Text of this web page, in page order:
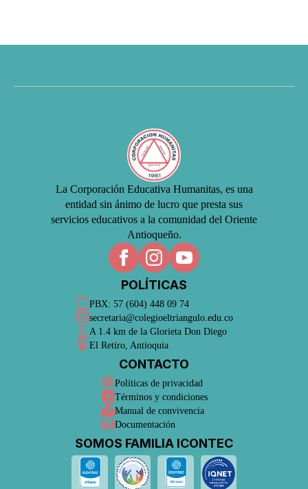
La Corporación Educativa Humanitas, es una
entidad sin ánimo de lucro que presta sus
servicios educativos a la comunidad del Oriente
Antioqueño.
POLÍTICAS
PBX: 57 (604) 448 09 74
secretaria@colegioeltriangulo.edu.co
A 1.4 km de la Glorieta Don Diego
El Retiro, Antioquia
CONTACTO
Políticas de privacidad
Términos y condiciones
Manual de convivencia
Documentación
SOMOS FAMILIA ICONTEC